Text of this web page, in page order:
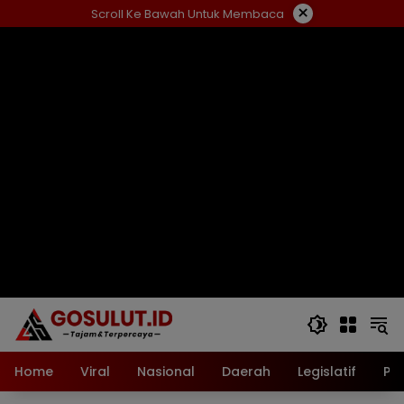
ke
Scroll Ke Bawah Untuk Membaca ×
Home Viral Nasional Daerah Legislatif